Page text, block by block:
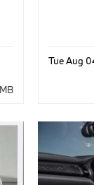
Tue Aug